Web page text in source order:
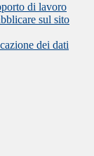
di lavoro
sul sito
dei dati